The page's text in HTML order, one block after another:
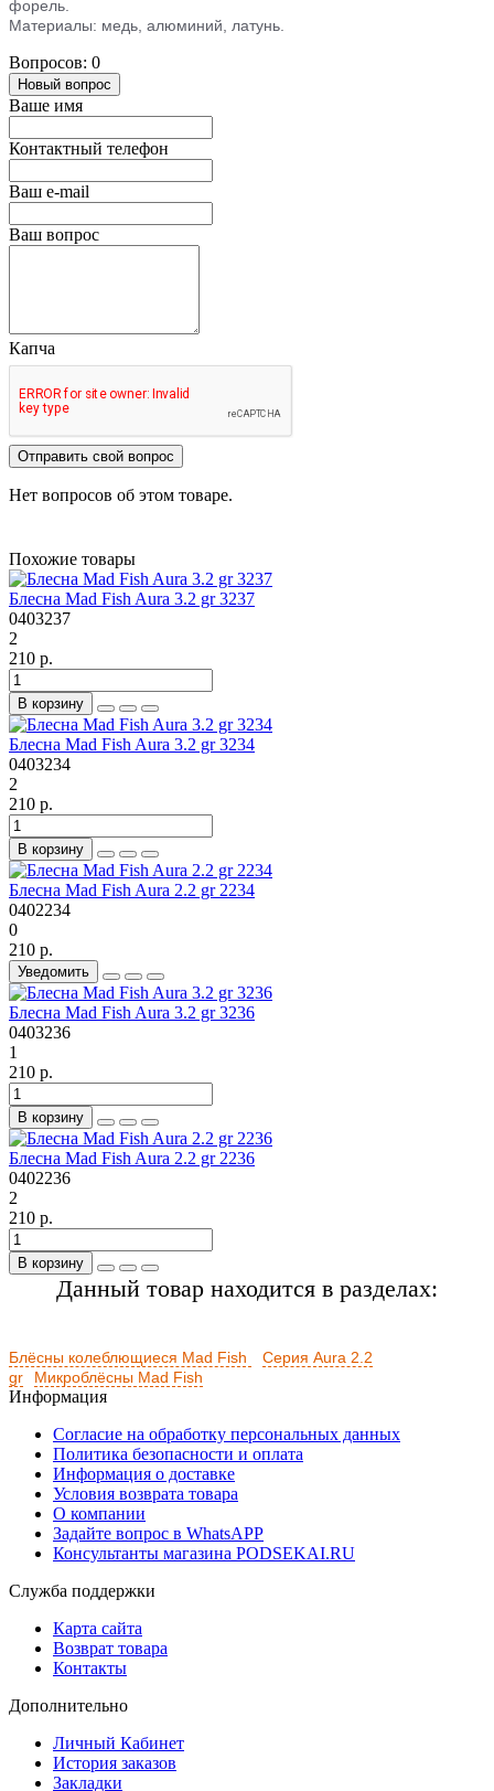
форель.
Материалы: медь, алюминий, латунь.
Вопросов: 0
Новый вопрос
Ваше имя
Контактный телефон
Ваш e-mail
Ваш вопрос
Капча
Отправить свой вопрос
Нет вопросов об этом товаре.
Похожие товары
Блесна Mad Fish Aura 3.2 gr 3237
0403237
2
210 р.
В корзину
Блесна Mad Fish Aura 3.2 gr 3234
0403234
2
210 р.
В корзину
Блесна Mad Fish Aura 2.2 gr 2234
0402234
0
210 р.
Уведомить
Блесна Mad Fish Aura 3.2 gr 3236
0403236
1
210 р.
В корзину
Блесна Mad Fish Aura 2.2 gr 2236
0402236
2
210 р.
В корзину
Данный товар находится в разделах:
Блёсны колеблющиеся Mad Fish
Серия Aura 2.2
gr
Микроблёсны Mad Fish
Информация
Согласие на обработку персональных данных
Политика безопасности и оплата
Информация о доставке
Условия возврата товара
О компании
Задайте вопрос в WhatsAPP
Консультанты магазина PODSEKAI.RU
Служба поддержки
Карта сайта
Возврат товара
Контакты
Дополнительно
Личный Кабинет
История заказов
Закладки